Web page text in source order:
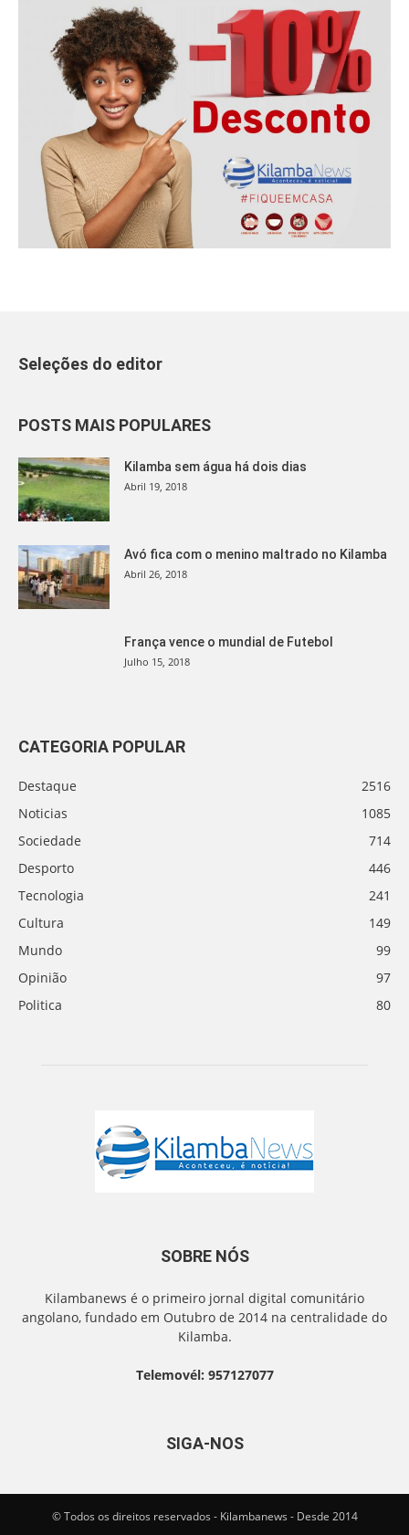
Seleções do editor
POSTS MAIS POPULARES
Kilamba sem água há dois dias
Abril 19, 2018
Avó fica com o menino maltrado no Kilamba
Abril 26, 2018
França vence o mundial de Futebol
Julho 15, 2018
CATEGORIA POPULAR
Destaque
2516
Noticias
1085
Sociedade
714
Desporto
446
Tecnologia
241
Cultura
149
Mundo
99
Opinião
97
Politica
80
SOBRE NÓS
Kilambanews é o primeiro jornal digital comunitário
angolano, fundado em Outubro de 2014 na centralidade do
Kilamba.
Telemovél: 957127077
SIGA-NOS
© Todos os direitos reservados - Kilambanews - Desde 2014